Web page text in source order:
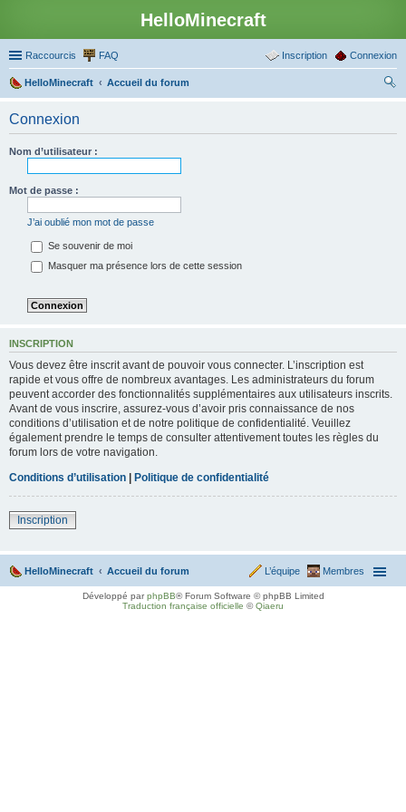
HelloMinecraft
Raccourcis FAQ Connexion
Inscription
HelloMinecraft
Accueil du forum
Connexion
Nom d’utilisateur :
Mot de passe :
J’ai oublié mon mot de passe
Se souvenir de moi
Masquer ma présence lors de cette session
INSCRIPTION
Vous devez être inscrit avant de pouvoir vous connecter. L’inscription est
rapide et vous offre de nombreux avantages. Les administrateurs du forum
peuvent accorder des fonctionnalités supplémentaires aux utilisateurs inscrits.
Avant de vous inscrire, assurez-vous d’avoir pris connaissance de nos
conditions d’utilisation et de notre politique de confidentialité. Veuillez
également prendre le temps de consulter attentivement toutes les règles du
forum lors de votre navigation.
Conditions d’utilisation | Politique de confidentialité
Inscription
HelloMinecraft Accueil du forum Membres
L’équipe
Développé parphpBB® Forum Software © phpBB Limited
Traduction française officielle ©Qiaeru